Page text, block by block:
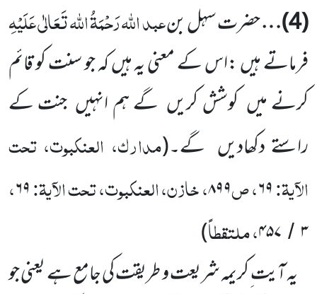
(
4
)…حضرت سہل بنعبد اللہرَحْمَۃُ اللہ تَعَالٰی عَلَیْہِ
فرماتے ہیں :اس کے معنی یہ ہیں کہ جو سنت کو قائم
کرنے میں کوشش کریں گے ہم انہیں جنت کے
راستے دکھادیں گے۔(مدارک، العنکبوت، تحت
الآیۃ:۶۹، ص۸۹۹، خازن، العنکبوت، تحت الآیۃ:۶۹،
۳ / ۴۵۷، ملتقطاً)
یہ آیت ِکریمہ شریعت و طریقت کی جامع ہے یعنی جو